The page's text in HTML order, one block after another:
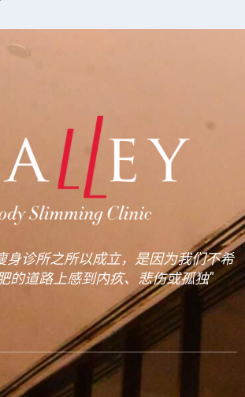
身诊所之所以成立，是因为我们不希
的道路上感到内疚、悲伤或孤独"